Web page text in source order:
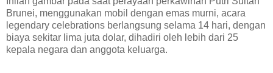
Brunei, menggunakan mobil dengan emas murni, acara
legendary celebrations berlangsung selama 14 hari, dengan
biaya sekitar lima juta dolar, dihadiri oleh lebih dari 25
kepala negara dan anggota keluarga.